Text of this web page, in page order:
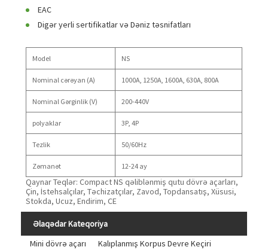
EAC
Digər yerli sertifikatlar və Dəniz təsnifatları
Model NS
Nominal cərəyan (A) 1000A, 1250A, 1600A, 630A, 800A
Nominal Gərginlik (V) 200-440V
polyaklar 3P, 4P
Tezlik 50/60Hz
Zəmanət 12-24 ay
Qaynar Teqlər: Compact NS qəliblənmiş qutu dövrə açarları,
Çin, İstehsalçılar, Təchizatçılar, Zavod, Topdansatış, Xüsusi,
Stokda, Ucuz, Endirim, CE
Əlaqədar Kateqoriya
Mini dövrə açarı
Kalıplanmış Korpus Devre Keçiri